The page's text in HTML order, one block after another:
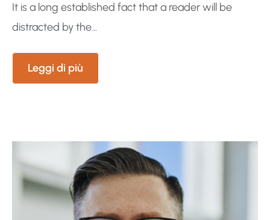
It is a long established fact that a reader will be
distracted by the...
Leggi di più